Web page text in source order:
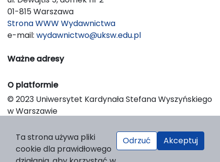
01-815 Warszawa
Strona WWW Wydawnictwa
e-mail: wydawnictwo@uksw.edu.pl
Ważne adresy
O platformie
© 2023 Uniwersytet Kardynała Stefana Wyszyńskiego
w Warszawie
Platform & Workflow by OJS/PKP
Ta strona używa pliki
cookie dla prawidłowego
Odrzuć Akceptuj